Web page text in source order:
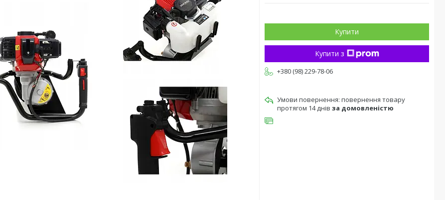
Купити
Купити з
+380 (98) 229-78-06
повернення товару
протягом 14 днів за домовленістю